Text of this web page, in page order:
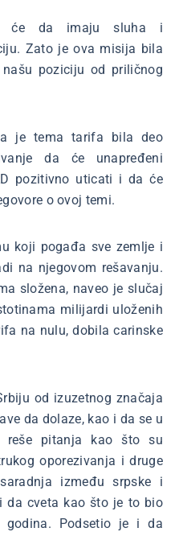
će da imaju sluha i
Zato je ova misija bila
poziciju od priličnog
je tema tarifa bila deo
da će unapređeni
pozitivno uticati i da će
o ovoj temi.
koji pogađa sve zemlje i
na njegovom rešavanju.
složena, naveo je slučaj
milijardi uloženih
na nulu, dobila carinske
od izuzetnog značaja
da dolaze, kao i da se u
reše pitanja kao što su
oporezivanja i druge
između srpske i
da cveta kao što je to bio
godina. Podsetio je i da